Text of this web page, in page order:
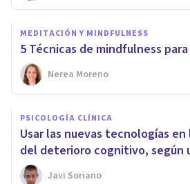
MEDITACIÓN Y MINDFULNESS
5 Técnicas de mindfulness para
Nerea Moreno
PSICOLOGÍA CLÍNICA
Usar las nuevas tecnologías
del deterioro cognitivo, según
Javi Soriano